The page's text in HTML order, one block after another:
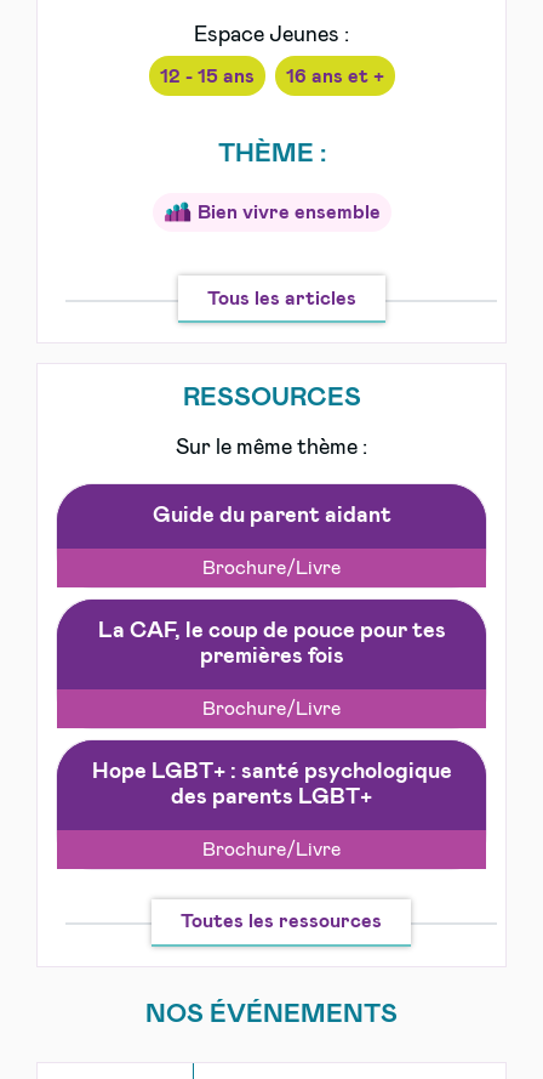
Espace Jeunes :
12 - 15 ans 16 ans et +
THÈME :
Bien vivre ensemble
Tous les articles
RESSOURCES
Sur le même thème :
Guide du parent aidant
Brochure/Livre
La CAF, le coup de pouce pour tes
premières fois
Brochure/Livre
Hope LGBT+ : santé psychologique
des parents LGBT+
Brochure/Livre
Toutes les ressources
NOS ÉVÉNEMENTS